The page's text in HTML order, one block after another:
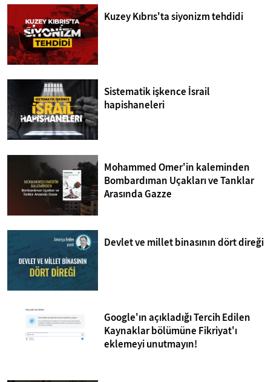
Kuzey Kıbrıs'ta siyonizm tehdidi
Sistematik işkence İsrail
hapishaneleri
Mohammed Omer'in kaleminden
Bombardıman Uçakları ve Tanklar
Arasında Gazze
Devlet ve millet binasının dört direği
Google'ın açıkladığı Tercih Edilen
Kaynaklar bölümüne Fikriyat'ı
eklemeyi unutmayın!